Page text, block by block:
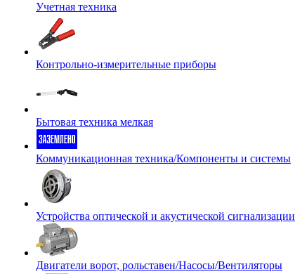
Учетная техника
Контрольно-измерительные приборы
Бытовая техника мелкая
Коммуникационная техника/Компоненты и системы
Устройства оптической и акустической сигнализации
Двигатели ворот, рольставен/Насосы/Вентиляторы